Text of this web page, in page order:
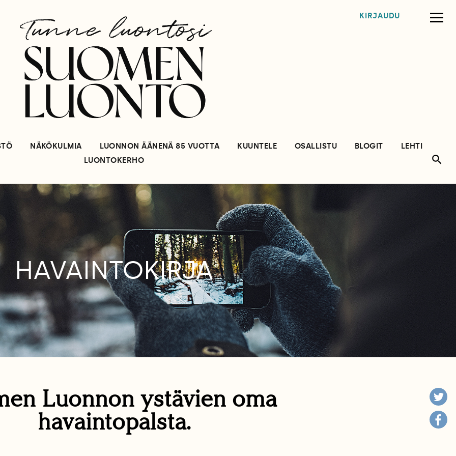
KIRJAUDU
NÄKÖKULMIA LUONNON ÄÄNENÄ 85 VUOTTA KUUNTELE OSALLISTU BLOGIT
LEHTI
LUONTOKERHO
HAVAINTOKIRJA
Luonnon ystävien oma
havaintopalsta.